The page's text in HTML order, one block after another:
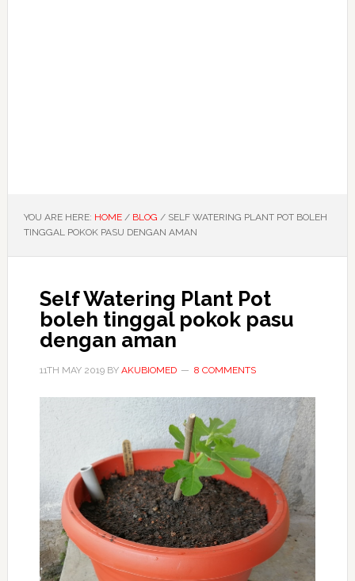
YOU ARE HERE: HOME / BLOG /SELF WATERING PLANT POT BOLEH
TINGGAL POKOK PASU DENGAN AMAN
Self Watering Plant Pot
boleh tinggal pokok pasu
dengan aman
11TH MAY 2019BY AKUBIOMED 8 COMMENTS